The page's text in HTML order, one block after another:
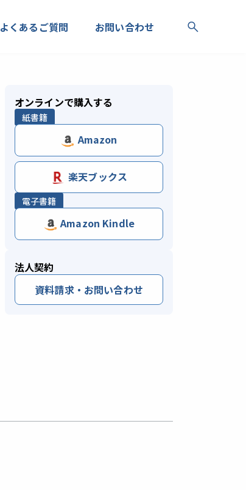
よくあるご質問 お問い合わせ
オンラインで購入する
紙書籍
Amazon
楽天ブックス
電子書籍
Amazon Kindle
法人契約
資料請求・お問い合わせ